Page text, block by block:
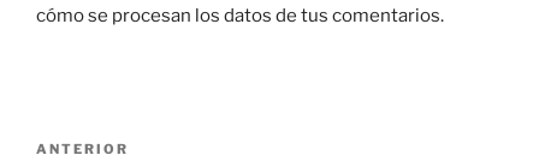
cómo se procesan los datos de tus comentarios.
Navegación
Entrada
ANTERIOR